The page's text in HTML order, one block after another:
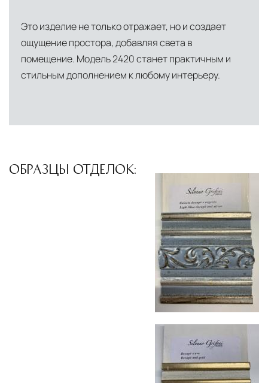
Лондон, Великобритания—
логистический хаб для европейского рынка
США— центр доставки для
североамериканского сегмента
области
Для клиентов Москвы и МО предусмотрены
— транспортировка
товара от нашего склада непосредственно к
месту назначения с соблюдением сроков
Профессиональная выгрузка—
квалифицированные грузчики
осуществляют разгрузку с применением
специального оборудования и техники
— доставка мебели и
дверных блоков в квартиры и офисы с
Это изделие не только отражает, но и создает
ощущение простора, добавляя света в
помещение. Модель 2420 станет практичным и
стильным дополнением к любому интерьеру.
ОБРАЗЦЫ ОТДЕЛОК: